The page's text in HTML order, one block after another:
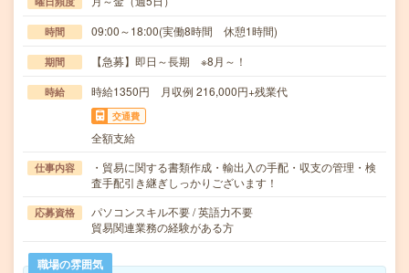
時間 09:00～18:00(実働8時間 休憩1時間)
期間 【急募】即日～長期 ※8月～！
時給 時給1350円 月収例 216,000円+残業代
交通費
全額支給
仕事内容
・貿易に関する書類作成・輸出入の手配・収支の管理・検
査手配引き継ぎしっかりございます！
応募資格
パソコンスキル不要 / 英語力不要
貿易関連業務の経験がある方
職場の雰囲気